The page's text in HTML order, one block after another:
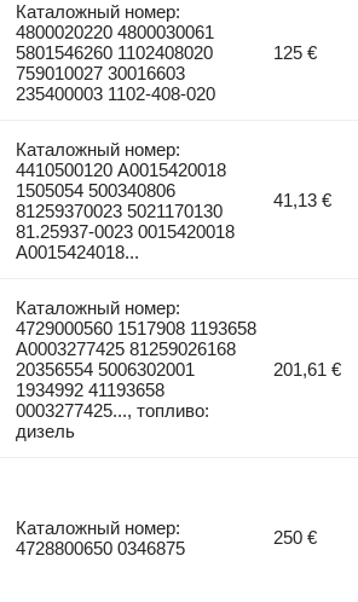
Каталожный номер:
4800020220 4800030061
5801546260 1102408020
759010027 30016603
235400003 1102-408-020
125 €
Каталожный номер:
4410500120 A0015420018
1505054 500340806
81259370023 5021170130
81.25937-0023 0015420018
A0015424018...
41,13 €
Каталожный номер:
4729000560 1517908 1193658
A0003277425 81259026168
20356554 5006302001
1934992 41193658
0003277425..., топливо:
дизель
201,61 €
Каталожный номер:
4728800650 0346875
250 €